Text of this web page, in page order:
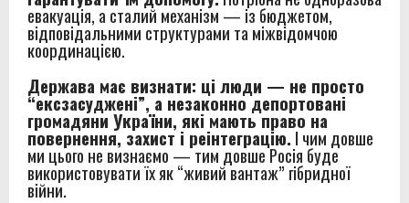
евакуація, а сталий механізм — із бюджетом,
відповідальними структурами та міжвідомчою
координацією.
Держава має визнати: ці люди — не просто
“ексзасуджені”, а незаконно депортовані
громадяни України, які мають право на
повернення, захист і реінтеграцію. І чим довше
ми цього не визнаємо — тим довше Росія буде
використовувати їх як “живий вантаж” гібридної
війни.